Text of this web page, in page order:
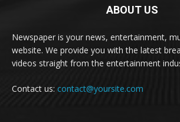
ABOUT US
Newspaper is your news, entertainment,
website. We provide you with the latest
videos straight from the entertainment
Contact us: contact@yoursite.com